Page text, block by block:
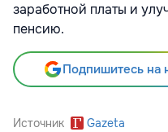
заработной платы и
пенсию.
Подпишитесь на
Источник Gazeta